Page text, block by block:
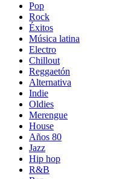
Pop
Rock
Éxitos
Música latina
Electro
Chillout
Reggaetón
Alternativa
Indie
Oldies
Merengue
House
Años 80
Jazz
Hip hop
R&B